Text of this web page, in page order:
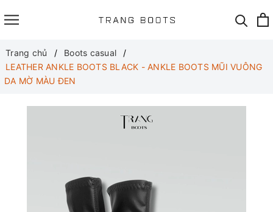
Trang chủ
Boots casual
LEATHER ANKLE BOOTS BLACK - ANKLE BOOTS MŨI VUÔNG
DA MỜ MÀU ĐEN